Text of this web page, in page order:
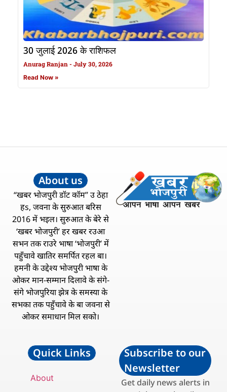
30 जुलाई 2026 के राशिफल
Anurag Ranjan July 30, 2026
Read Now »
About us
“खबर भोजपुरी डॉट कॉम” उ ठेहा
हs, जवना के सुरुआत बरिस
2016 में भइल। सुरुआत के बेरे से
‘खबर भोजपुरी’ हर खबर रउआ
सभन तक राउरे भाषा ‘भोजपुरी’ में
पहुँचावे खातिर समर्पित रहल बा।
हमनी के उद्देश्य भोजपुरी भाषा के
ओकर मान-सम्मान दिलावे के संगे-
संगे भोजपुरिया झेत्र के समस्या के
सभका तक पहुँचावे के बा जवना से
ओकर समाधान मिल सको।
Quick Links
About
Subscribe to our
Newsletter
Get daily news alerts in